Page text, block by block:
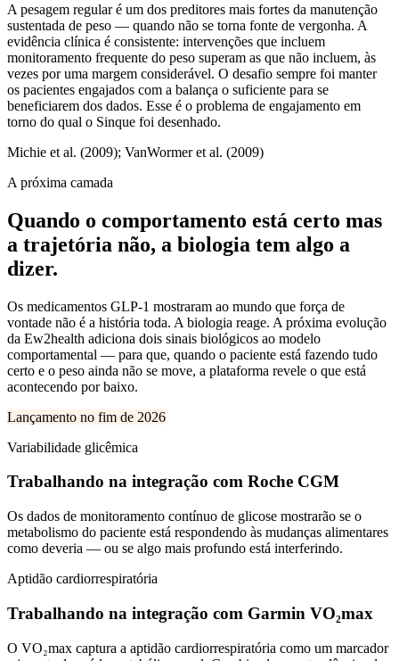
A pesagem regular é um dos preditores mais fortes da manutenção
sustentada de peso — quando não se torna fonte de vergonha. A
evidência clínica é consistente: intervenções que incluem
monitoramento frequente do peso superam as que não incluem, às
vezes por uma margem considerável. O desafio sempre foi manter
os pacientes engajados com a balança o suficiente para se
beneficiarem dos dados. Esse é o problema de engajamento em
torno do qual o Sinque foi desenhado.
Michie et al. (2009); VanWormer et al. (2009)
A próxima camada
Quando o comportamento está certo mas
a trajetória não, a biologia tem algo a
dizer.
Os medicamentos GLP-1 mostraram ao mundo que força de
vontade não é a história toda. A biologia reage. A próxima evolução
da Ew2health adiciona dois sinais biológicos ao modelo
comportamental — para que, quando o paciente está fazendo tudo
certo e o peso ainda não se move, a plataforma revele o que está
acontecendo por baixo.
Lançamento no fim de 2026
Variabilidade glicêmica
Trabalhando na integração com Roche CGM
Os dados de monitoramento contínuo de glicose mostrarão se o
metabolismo do paciente está respondendo às mudanças alimentares
como deveria — ou se algo mais profundo está interferindo.
Aptidão cardiorrespiratória
Trabalhando na integração com Garmin VO₂max
O VO₂max captura a aptidão cardiorrespiratória como um marcador